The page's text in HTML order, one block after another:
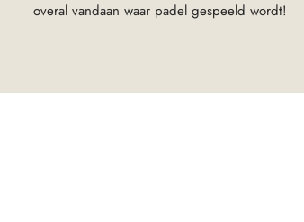
overal vandaan waar padel gespeeld wordt!